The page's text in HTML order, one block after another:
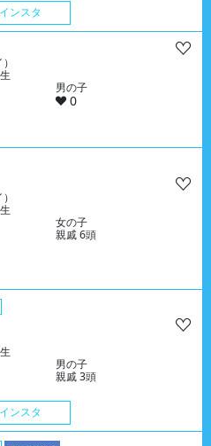
インスタ
男の子
0
女の子
親戚 6頭
男の子
親戚 3頭
インスタ